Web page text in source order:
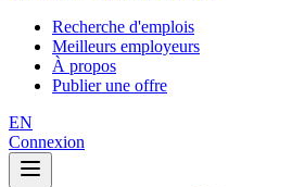
Recherche d'emplois
Meilleurs employeurs
À propos
Publier une offre
EN
Connexion